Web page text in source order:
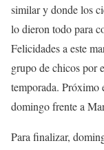
similar y donde los
lo dieron todo para
Felicidades a este
grupo de chicos por
temporada. Próximo
domingo frente a
Para finalizar,